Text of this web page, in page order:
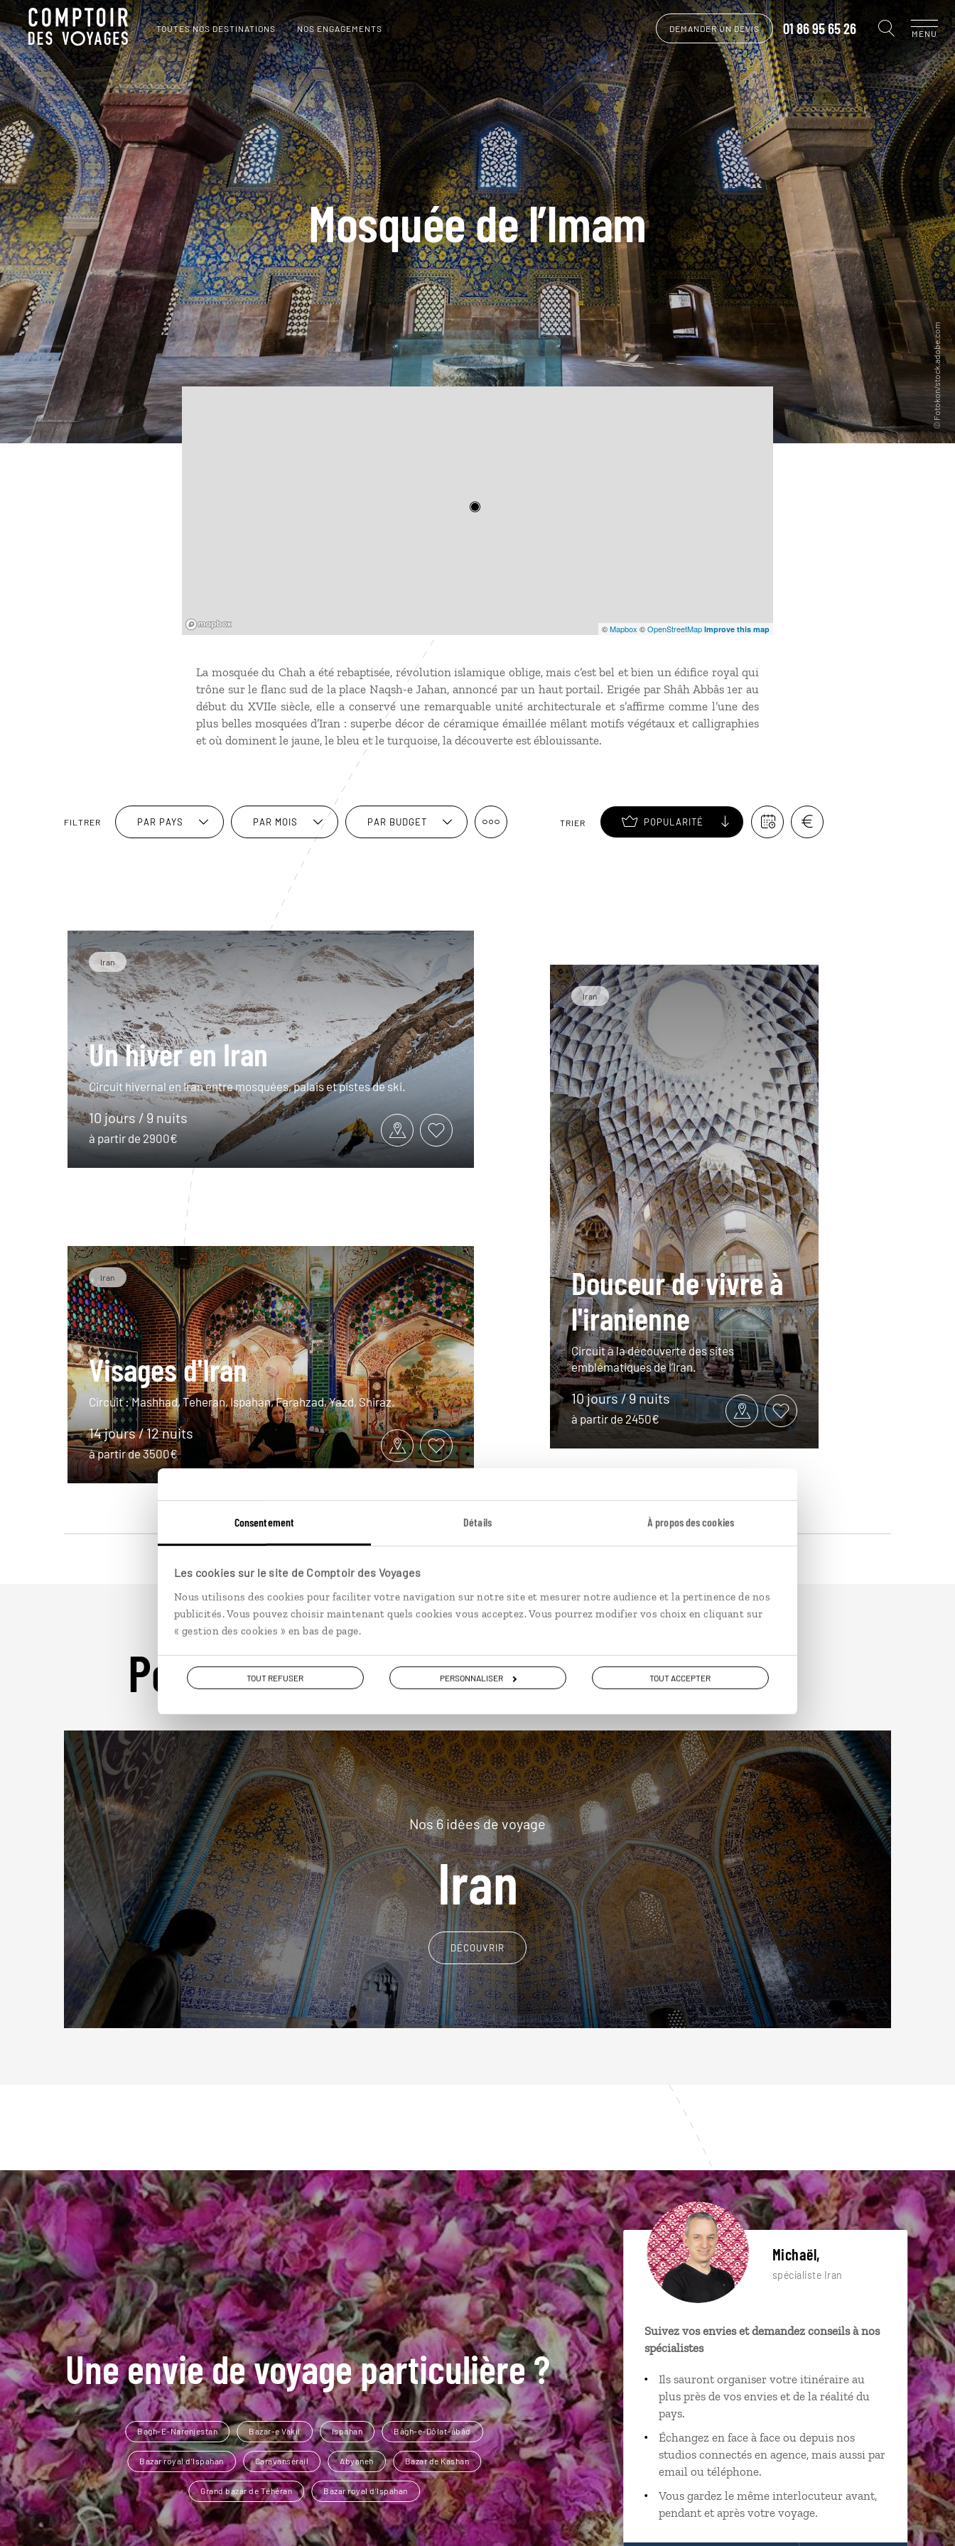
Consentement Détails À propos des cookies
Les cookies sur le site de Comptoir des Voyages
Nous utilisons des cookies pour faciliter votre navigation sur notre site et mesurer notre audience et la pertinence de nos
publicités. Vous pouvez choisir maintenant quels cookies vous acceptez. Vous pourrez modifier vos choix en cliquant sur
« gestion des cookies » en bas de page.
TOUT REFUSER PERSONNALISER TOUT ACCEPTER
TOUTES NOS DESTINATIONS NOS ENGAGEMENTS DEMANDER UN DEVIS 01 86 95 65 26 MENU
Mosquée de l’Imam
©Mapbox ©OpenStreetMap Improve this map
La mosquée du Chah a été rebaptisée, révolution islamique oblige, mais c’est bel et bien un édifice royal qui
trône sur le flanc sud de la place Naqsh-e Jahan, annoncé par un haut portail. Erigée par Shâh Abbâs 1er au
début du XVIIe siècle, elle a conservé une remarquable unité architecturale et s’affirme comme l’une des
plus belles mosquées d’Iran : superbe décor de céramique émaillée mêlant motifs végétaux et calligraphies
et où dominent le jaune, le bleu et le turquoise, la découverte est éblouissante.
FILTRER PAR PAYS PAR MOIS PAR BUDGET TRIER POPULARITÉ
Iran
Un hiver en Iran
Circuit hivernal en Iran entre mosquées, palais et pistes de ski.
10 jours / 9 nuits
à partir de 2900€
Iran
Visages d'Iran
Circuit : Mashhad, Teheran, Ispahan, Farahzad, Yazd, Shiraz.
14 jours / 12 nuits
à partir de 3500€
Iran
Douceur de vivre à
l'iranienne
Circuit à la découverte des sites
emblématiques de l’Iran.
10 jours / 9 nuits
à partir de 2450€
Pour aller plus loin
Nos 6 idées de voyage
Iran
DÉCOUVRIR
Une envie de voyage particulière ?
Bagh-E-Narenjestan Bazar-e Vakil Ispahan Bâgh-e-Dôlat-âbâd
Bazar royal d’Ispahan Caravansérail Abyaneh Bazar de Kashan
Grand bazar de Téhéran Bazar royal d’Ispahan
Michaël,
spécialiste Iran
Suivez vos envies et demandez conseils à nos
spécialistes
Ils sauront organiser votre itinéraire au
plus près de vos envies et de la réalité du
pays.
Échangez en face à face ou depuis nos
studios connectés en agence, mais aussi par
email ou téléphone.
Vous gardez le même interlocuteur avant,
pendant et après votre voyage.